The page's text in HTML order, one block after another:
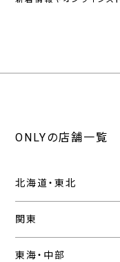
ONLYの店舗一覧
北海道・東北
関東
東海・中部